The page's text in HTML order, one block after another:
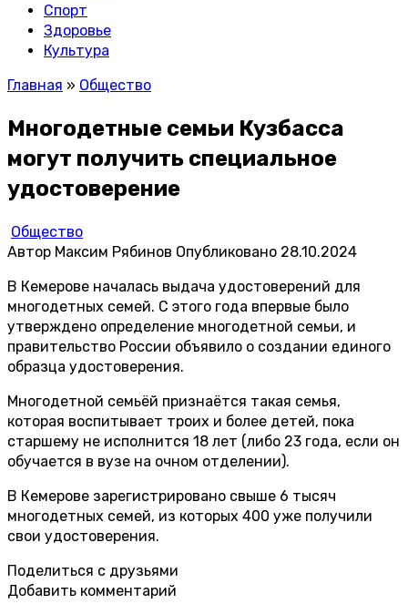
Спорт
Здоровье
Культура
Главная » Общество
Многодетные семьи Кузбасса
могут получить специальное
удостоверение
Общество
Автор Максим Рябинов Опубликовано 28.10.2024
В Кемерове началась выдача удостоверений для
многодетных семей. С этого года впервые было
утверждено определение многодетной семьи, и
правительство России объявило о создании единого
образца удостоверения.
Многодетной семьёй признаётся такая семья,
которая воспитывает троих и более детей, пока
старшему не исполнится 18 лет (либо 23 года, если он
обучается в вузе на очном отделении).
В Кемерове зарегистрировано свыше 6 тысяч
многодетных семей, из которых 400 уже получили
свои удостоверения.
Поделиться с друзьями
Добавить комментарий